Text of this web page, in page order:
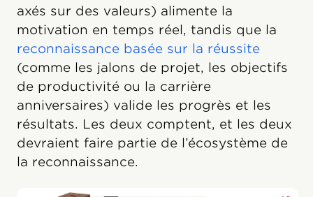
axés sur des valeurs) alimente la
motivation en temps réel, tandis que la
reconnaissance basée sur la réussite
(comme les jalons de projet, les objectifs
de productivité ou la carrière
anniversaires) valide les progrès et les
résultats. Les deux comptent, et les deux
devraient faire partie de l’écosystème de
la reconnaissance.